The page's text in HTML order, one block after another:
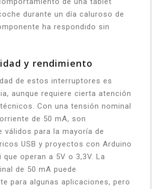
durante un día caluroso de
ha respondido sin
y rendimiento
de estos interruptores es
aunque requiere cierta atención
Con una tensión nominal
de 50 mA, son
válidos para la mayoría de
USB y proyectos con Arduino
que operan a 5V o 3,3V. La
de 50 mA puede
para algunas aplicaciones, pero